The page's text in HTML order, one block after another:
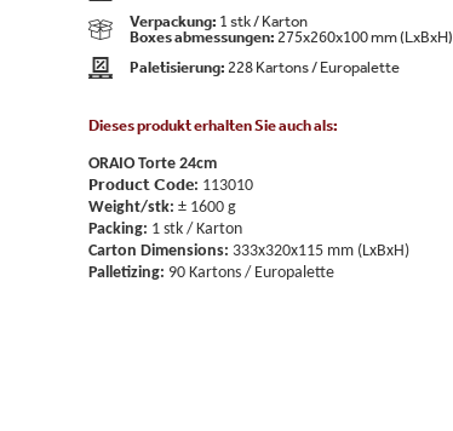
Verpackung: 1 stk / Karton
Boxes abmessungen: 275x260x100 mm (LxBxH)
Paletisierung: 228 Kartons / Europalette
Dieses produkt erhalten Sie auch als:
ORAIO Torte 24cm
Product Code: 113010
Weight/stk: ± 1600 g
Packing: 1 stk / Karton
Carton Dimensions: 333x320x115 mm (LxBxH)
Palletizing: 90 Kartons / Europalette